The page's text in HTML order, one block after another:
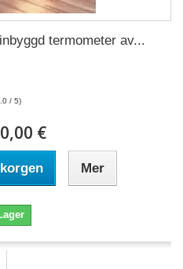
termometer av...
/ 5)
€
Mer